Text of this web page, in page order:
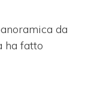
da
ha fatto